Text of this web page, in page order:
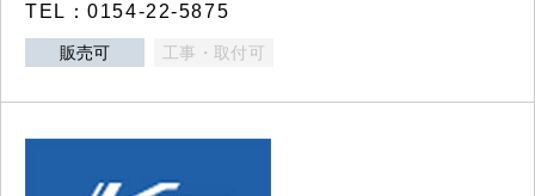
TEL：0154-22-5875
販売可 工事・取付可